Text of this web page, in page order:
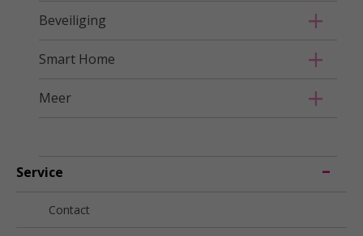
Beveiliging
Smart Home
Meer
Service
Contact